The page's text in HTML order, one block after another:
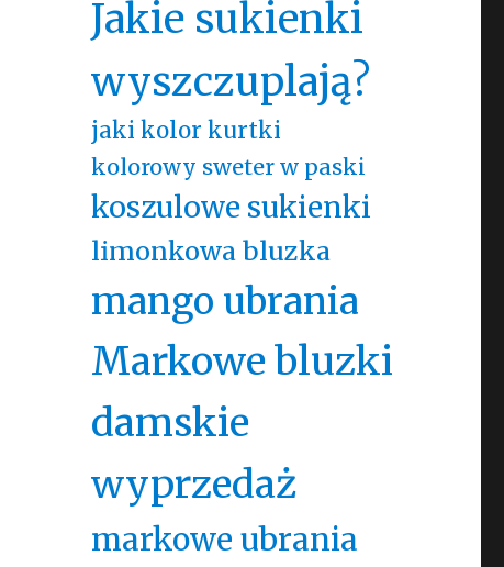
Jakie sukienki
wyszczuplają?
jaki kolor kurtki
kolorowy sweter w paski
koszulowe sukienki
limonkowa bluzka
mango ubrania
Markowe bluzki
damskie
wyprzedaż
markowe ubrania